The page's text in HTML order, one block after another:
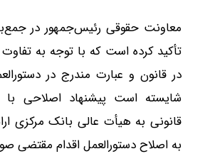
معاونت حقوقی رئیس‌جمهور در
تأکید کرده است که با توجه به
در قانون و عبارت مندرج در
شایسته است پیشنهاد اصلاحی با
قانونی به هیأت عالی بانک مرکزی
به اصلاح دستورالعمل اقدام مقتضی